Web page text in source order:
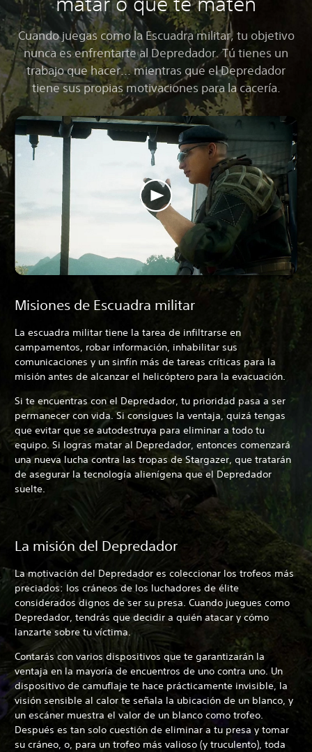
Cuando juegas como la Escuadra militar, tu objetivo
nunca es enfrentarte al Depredador. Tú tienes un
trabajo que hacer... mientras que el Depredador
tiene sus propias motivaciones para la cacería.
Misiones de Escuadra militar
La escuadra militar tiene la tarea de infiltrarse en
campamentos, robar información, inhabilitar sus
comunicaciones y un sinfín más de tareas críticas para la
misión antes de alcanzar el helicóptero para la evacuación.
Si te encuentras con el Depredador, tu prioridad pasa a ser
permanecer con vida. Si consigues la ventaja, quizá tengas
que evitar que se autodestruya para eliminar a todo tu
equipo. Si logras matar al Depredador, entonces comenzará
una nueva lucha contra las tropas de Stargazer, que tratarán
de asegurar la tecnología alienígena que el Depredador
suelte.
La misión del Depredador
La motivación del Depredador es coleccionar los trofeos más
preciados: los cráneos de los luchadores de élite
considerados dignos de ser su presa. Cuando juegues como
Depredador, tendrás que decidir a quién atacar y cómo
lanzarte sobre tu víctima.
Contarás con varios dispositivos que te garantizarán la
ventaja en la mayoría de encuentros de uno contra uno. Un
dispositivo de camuflaje te hace prácticamente invisible, la
visión sensible al calor te señala la ubicación de un blanco, y
un escáner muestra el valor de un blanco como trofeo.
Después es tan solo cuestión de eliminar a tu presa y tomar
su cráneo, o, para un trofeo más valioso (y truculento), toda